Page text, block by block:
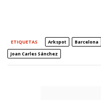
ETIQUETAS Arkspot Barcelona
Joan Carles Sánchez